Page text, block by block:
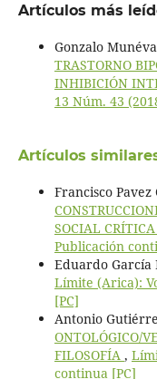
Artículos más
Gonzalo
TRASTORNO
INHIBICIÓN
13 Núm. 43
Artículos
Francisco Pavez
SOCIAL CRÍTICA
Publicación
Eduardo García
Límite (Arica):
[PC]
Antonio
ONTOLÓGICO/
FILOSOFÍA ,
continua [PC]